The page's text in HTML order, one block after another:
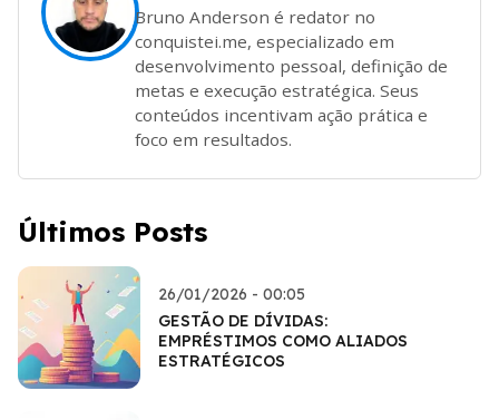
Bruno Anderson é redator no
conquistei.me, especializado em
desenvolvimento pessoal, definição de
metas e execução estratégica. Seus
conteúdos incentivam ação prática e
foco em resultados.
Últimos Posts
26/01/2026 - 00:05
GESTÃO DE DÍVIDAS:
EMPRÉSTIMOS COMO ALIADOS
ESTRATÉGICOS